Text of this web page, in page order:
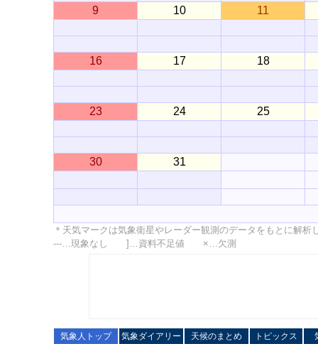
9 10 11
16 17 18
23 24 25
30 31
＊天気マークは気象衛星やレーダー観測のデータをもとに解
---…現象なし ]…資料不足値 ×…欠測
気象人トップ 気象ダイアリー 天候のまとめ トピックス